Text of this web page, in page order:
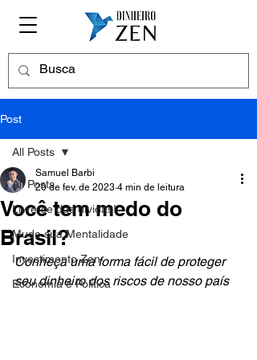
Post
All Posts
Livre-se das dívidas!
Mude sua Mentalidade
Investimento Zen
Economia e Política
All Posts
Você tem medo do
Brasil?
Samuel Barbi
20 de fev. de 2023 4 min de leitura
Conheça uma forma fácil de proteger
seu dinheiro dos riscos de nosso país